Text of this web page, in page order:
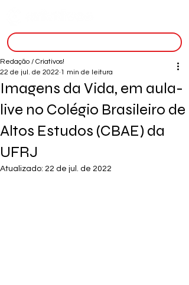
Imagens da Vida, em aula-
live no Colégio Brasileiro de
Altos Estudos (CBAE) da
UFRJ
Redação / Criativos!
22 de jul. de 2022 1 min de leitura
Atualizado: 22 de jul. de 2022